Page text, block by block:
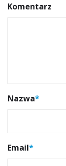
Komentarz
Nazwa*
Email*